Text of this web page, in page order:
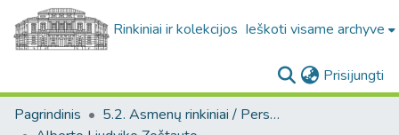
Rinkiniai ir kolekcijos Ieškoti visame archyve
Prisijungti
Pagrindinis
5.2. Asmenų rinkiniai / Personal collections